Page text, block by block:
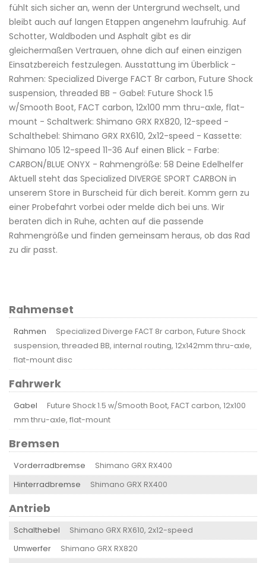
fühlt sich sicher an, wenn der Untergrund wechselt, und
bleibt auch auf langen Etappen angenehm laufruhig. Auf
Schotter, Waldboden und Asphalt gibt es dir
gleichermaßen Vertrauen, ohne dich auf einen einzigen
Einsatzbereich festzulegen. Ausstattung im Überblick -
Rahmen: Specialized Diverge FACT 8r carbon, Future Shock
suspension, threaded BB - Gabel: Future Shock 1.5
w/Smooth Boot, FACT carbon, 12x100 mm thru-axle, flat-
mount - Schaltwerk: Shimano GRX RX820, 12-speed -
Schalthebel: Shimano GRX RX610, 2x12-speed - Kassette:
Shimano 105 12-speed 11-36 Auf einen Blick - Farbe:
CARBON/BLUE ONYX - Rahmengröße: 58 Deine Edelhelfer
Aktuell steht das Specialized DIVERGE SPORT CARBON in
unserem Store in Burscheid für dich bereit. Komm gern zu
einer Probefahrt vorbei oder melde dich bei uns. Wir
beraten dich in Ruhe, achten auf die passende
Rahmengröße und finden gemeinsam heraus, ob das Rad
zu dir passt.
Rahmenset
Rahmen
Specialized Diverge FACT 8r carbon, Future Shock
suspension, threaded BB, internal routing, 12x142mm thru-axle,
flat-mount disc
Fahrwerk
Gabel
Future Shock 1.5 w/Smooth Boot, FACT carbon, 12x100
mm thru-axle, flat-mount
Bremsen
Vorderradbremse
Shimano GRX RX400
Hinterradbremse
Shimano GRX RX400
Antrieb
Schalthebel
Shimano GRX RX610, 2x12-speed
Umwerfer
Shimano GRX RX820